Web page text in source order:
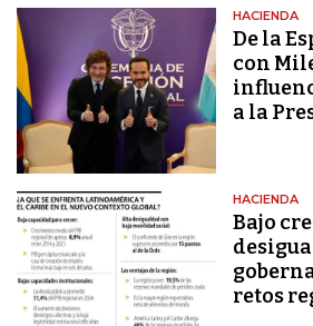
HACIENDA
De la
con
a la
HACIENDA
Bajo
retos